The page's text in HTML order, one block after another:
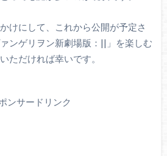
けにして、これから公開が予定さ
ンゲリヲン新劇場版：||」を楽しむ
ただければ幸いです。
ンサードリンク